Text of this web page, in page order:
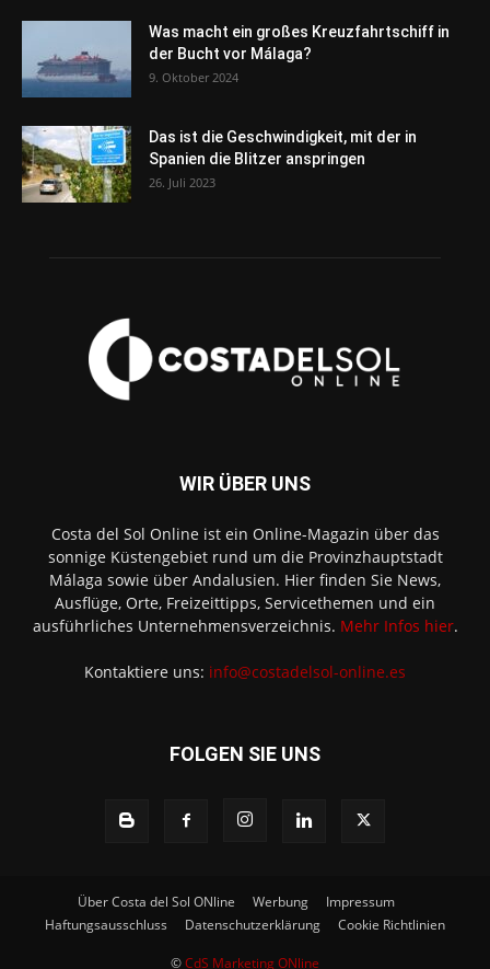
Was macht ein großes Kreuzfahrtschiff in
der Bucht vor Málaga?
9. Oktober 2024
Das ist die Geschwindigkeit, mit der in
Spanien die Blitzer anspringen
26. Juli 2023
WIR ÜBER UNS
Costa del Sol Online ist ein Online-Magazin über das
sonnige Küstengebiet rund um die Provinzhauptstadt
Málaga sowie über Andalusien. Hier finden Sie News,
Ausflüge, Orte, Freizeittipps, Servicethemen und ein
ausführliches Unternehmensverzeichnis. Mehr Infos hier.
Kontaktiere uns: info@costadelsol-online.es
FOLGEN SIE UNS
Über Costa del Sol ONline Werbung
Impressum
Haftungsausschluss
Datenschutzerklärung Cookie Richtlinien
©CdS Marketing ONline